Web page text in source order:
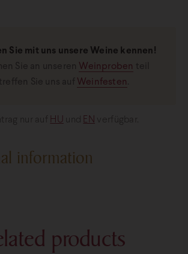
Sie mit uns unsere Weine kennen!
Weinproben
Weinfesten
nur auf HU und EN verfügbar.
information
7 × 7 × 6 cm products